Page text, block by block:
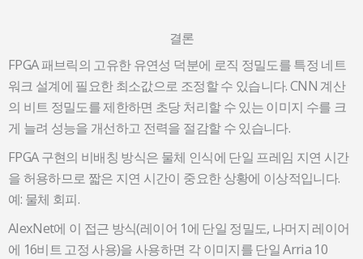
결론
FPGA 패브릭의 고유한 유연성 덕분에 로직 정밀도를 특정 네트
워크 설계에 필요한 최소값으로 조정할 수 있습니다. CNN 계산
의 비트 정밀도를 제한하면 초당 처리할 수 있는 이미지 수를 크
게 늘려 성능을 개선하고 전력을 절감할 수 있습니다.
FPGA 구현의 비배칭 방식은 물체 인식에 단일 프레임 지연 시간
을 허용하므로 짧은 지연 시간이 중요한 상황에 이상적입니다.
예: 물체 회피.
AlexNet에 이 접근 방식(레이어 1에 단일 정밀도, 나머지 레이어
에 16비트 고정 사용)을 사용하면 각 이미지를 단일 Arria 10